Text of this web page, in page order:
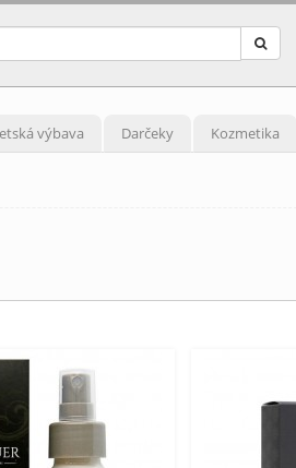
výbava Darčeky Kozmetika